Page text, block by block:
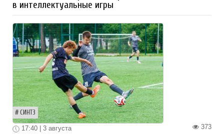
в интеллектуальные игры
СИНТЗ
373
17:40 | 3 августа